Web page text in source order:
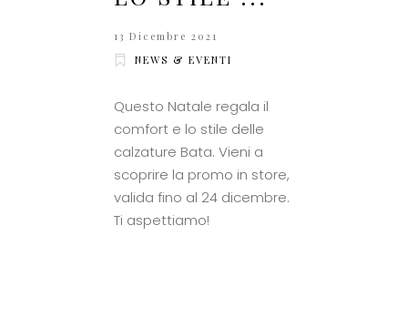
13 Dicembre 2021
NEWS & EVENTI
Questo Natale regala il
comfort e lo stile delle
calzature Bata. Vieni a
scoprire la promo in store,
valida fino al 24 dicembre.
Ti aspettiamo!